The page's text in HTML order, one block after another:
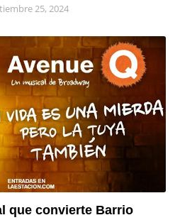
25, 2024
que convierte Barrio